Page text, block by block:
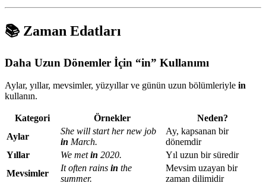
📚 Zaman Edatları
Daha Uzun Dönemler İçin “in” Kullanımı
Aylar, yıllar, mevsimler, yüzyıllar ve günün uzun bölümleriyle in
kullanın.
Kategori Örnekler
Neden?
Aylar
She will start her new job
in March.
Ay, kapsanan bir
dönemdir
Yıllar
We metin 2020.
Yıl uzun bir süredir
Mevsimler
It often rains in the
summer.
Mevsim uzayan bir
zaman dilimidir